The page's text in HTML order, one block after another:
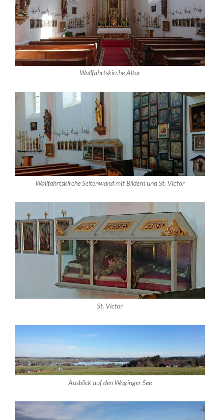
Wallfahrtskirche Altar
Wallfahrtskirche Seitenwand mit Bildern und St. Victor
St. Victor
Ausblick auf den Waginger See